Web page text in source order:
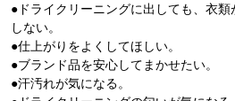
●ドライクリーニングに出しても、衣類
しない。
●仕上がりをよくしてほしい。
●ブランド品を安心してまかせたい。
●汗汚れが気になる。